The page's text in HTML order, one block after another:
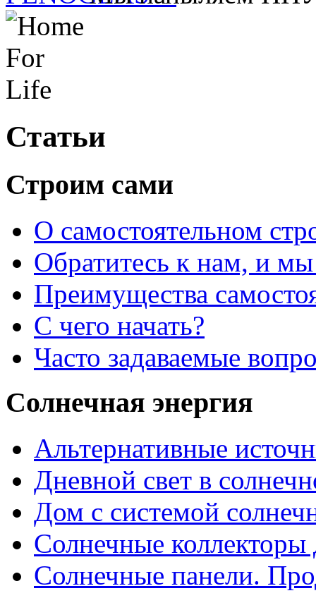
Статьи
Строим сами
О самостоятельном
Обратитесь к нам, и
Преимущества
С чего начать?
Часто задаваемые
Солнечная энергия
Альтернативные
Дневной свет в
Дом с системой
Солнечные коллекторы
Солнечные панели.